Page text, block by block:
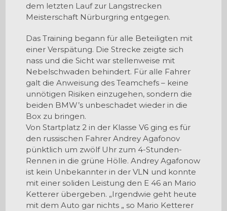
dem letzten Lauf zur Langstrecken
Meisterschaft Nürburgring entgegen.
Das Training begann für alle Beteiligten mit
einer Verspätung. Die Strecke zeigte sich
nass und die Sicht war stellenweise mit
Nebelschwaden behindert. Für alle Fahrer
galt die Anweisung des Teamchefs – keine
unnötigen Risiken einzugehen, sondern die
beiden BMW’s unbeschadet wieder in die
Box zu bringen.
Von Startplatz 2 in der Klasse V6 ging es für
den russischen Fahrer Andrey Agafonov
pünktlich um zwölf Uhr zum 4-Stunden-
Rennen in die grüne Hölle. Andrey Agafonow
ist kein Unbekannter in der VLN und konnte
mit einer soliden Leistung den E 46 an Mario
Ketterer übergeben. „Irgendwie geht heute
mit dem Auto gar nichts „ so Mario Ketterer